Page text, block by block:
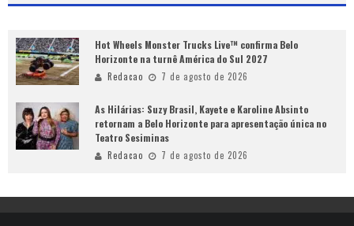
Hot Wheels Monster Trucks Live™ confirma Belo
Horizonte na turnê América do Sul 2027
Redacao 7 de agosto de 2026
As Hilárias: Suzy Brasil, Kayete e Karoline Absinto
retornam a Belo Horizonte para apresentação única no
Teatro Sesiminas
Redacao 7 de agosto de 2026